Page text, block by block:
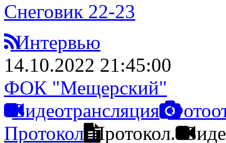
Снеговик 22-23
Интервью
14.10.2022 21:45:00
ФОК "Мещерский"
Видеотрансляция
Протокол Протокол.